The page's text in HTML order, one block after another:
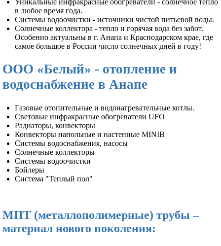
в любое время года.
Системы водоочистки - источники чистой питьевой воды.
Солнечные коллектора - тепло и горячая вода без забот.
Особенно актуальны в г. Анапа и Краснодарском крае, где
самое большое в России число солнечных дней в году!
ООО «Белый» - отопление и
водоснабжение в Анапе
Газовые отопительные и водонагревательные котлы.
Световые инфракрасные обогреватели UFO
Радиаторы, конвекторы
Конвекторы напольные и настенные MINIB
Системы водоснабжения, насосы
Солнечные коллекторы
Системы водоочистки
Бойлеры
Система "Теплый пол"
МПТ (металлополимерные) трубы –
материал нового поколения: